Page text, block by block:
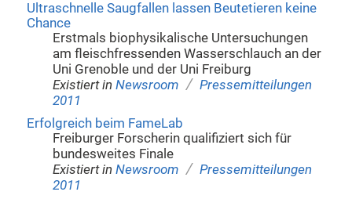
Ultraschnelle Saugfallen lassen Beutetieren keine
Chance
Erstmals biophysikalische Untersuchungen
am fleischfressenden Wasserschlauch an der
Uni Grenoble und der Uni Freiburg
Existiert in Newsroom / Pressemitteilungen
2011
Erfolgreich beim FameLab
Freiburger Forscherin qualifiziert sich für
bundesweites Finale
Existiert in Newsroom / Pressemitteilungen
2011